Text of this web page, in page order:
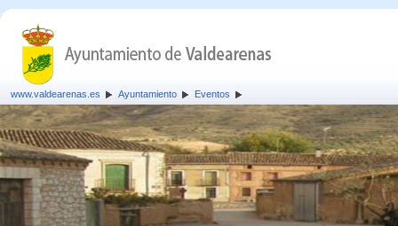
www.valdearenas.es Ayuntamiento Eventos